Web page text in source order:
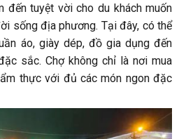
đến tuyệt vời cho du khách muốn
sống địa phương. Tại đây, có thể
áo, giày dép, đồ gia dụng đến
sắc. Chợ không chỉ là nơi mua
thực với đủ các món ngon đặc